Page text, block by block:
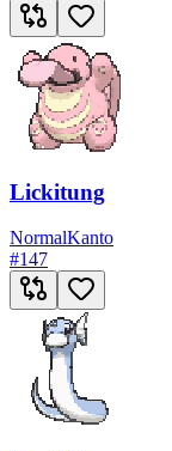
Lickitung
NormalKanto
#147